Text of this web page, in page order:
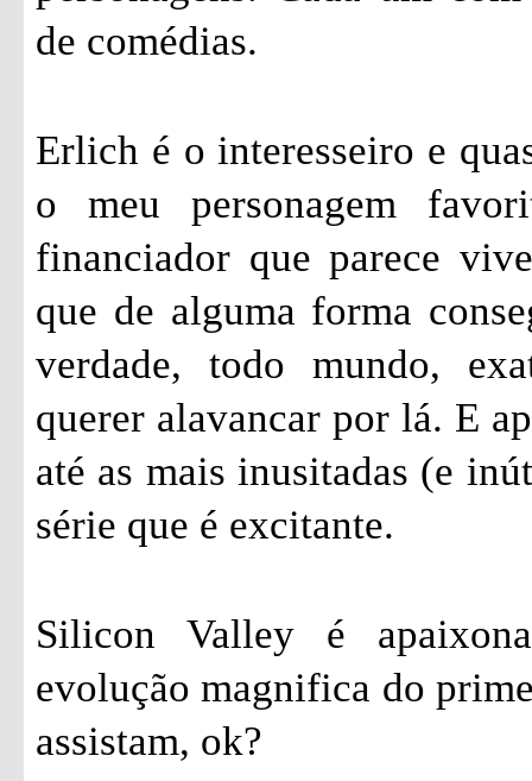
de comédias.
Erlich é o interesseiro e
o meu personagem
financiador que parece
que de alguma forma
verdade, todo mundo,
querer alavancar por lá. E
até as mais inusitadas (e
série que é excitante.
Silicon Valley é
evolução magnifica do
assistam, ok?